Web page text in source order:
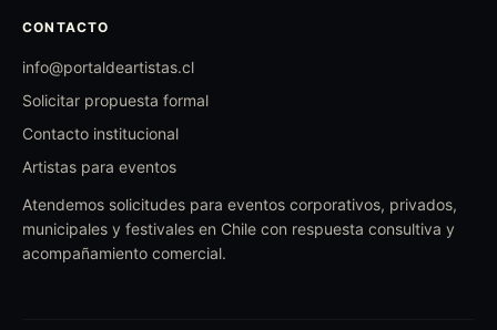
CONTACTO
info@portaldeartistas.cl
Solicitar propuesta formal
Contacto institucional
Artistas para eventos
Atendemos solicitudes para eventos corporativos, privados,
municipales y festivales en Chile con respuesta consultiva y
acompañamiento comercial.